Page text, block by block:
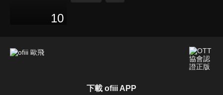
10
下載 ofiii APP